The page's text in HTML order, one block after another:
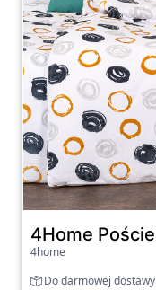
4Home
4home
Do darmowej dostawy